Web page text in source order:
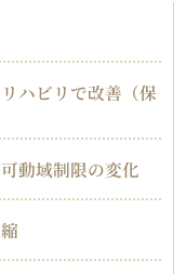
ハビリで改善（保
動域制限の変化